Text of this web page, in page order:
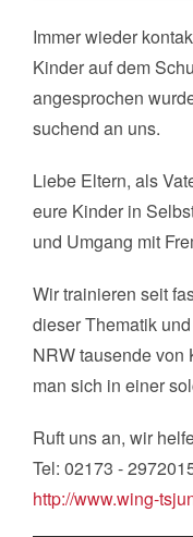
Immer wieder
Kinder auf dem
angesprochen
suchend an uns.
Liebe Eltern, als
eure Kinder in
und Umgang mit
Wir trainieren seit
dieser Thematik
NRW tausende von
man sich in einer
Ruft uns an, wir
Tel: 02173 -
http://www.wing-